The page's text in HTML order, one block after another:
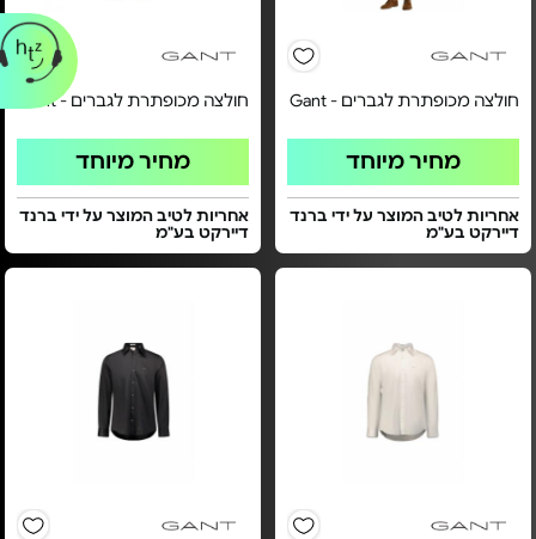
חולצה מכופתרת לגברים - Gant
מחיר מיוחד
אחריות לטיב המוצר על ידי ברנד
דיירקט בע"מ
חולצה מכופתרת לגברים - Gant
מחיר מיוחד
אחריות לטיב המוצר על ידי ברנד
דיירקט בע"מ